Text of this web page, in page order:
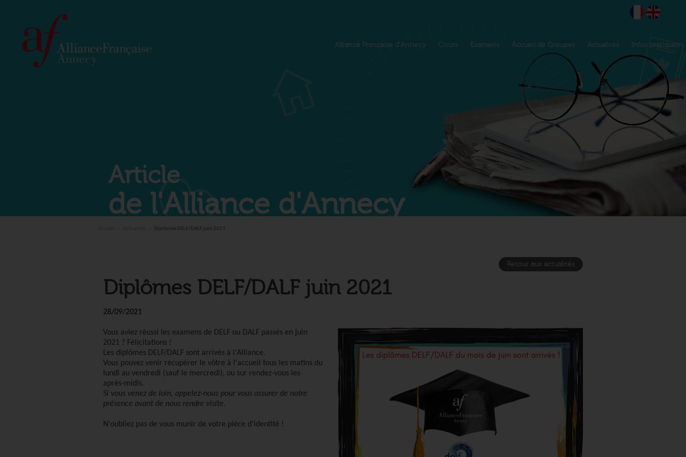
Alliance Française d'Annecy Cours Examens Accueil de Groupes Actualités Infos pratiques
Article
de l'Alliance d'Annecy
Diplômes DELF/DALF juin 2021
Retour aux actualités
Diplômes DELF/DALF juin 2021
28/09/2021
Vous aviez réussi les examens de DELF ou DALF passés en juin
2021 ? Félicitations !
Les diplômes DELF/DALF sont arrivés à l'Alliance.
Vous pouvez venir récupérer le vôtre à l'accueil tous les matins du
lundi au vendredi (sauf le mercredi), ou sur rendez-vous les
après-midis.
Si vous venez de loin, appelez-nous pour vous assurer de notre
présence avant de nous rendre visite.
N'oubliez pas de vous munir de votre pièce d'identité !